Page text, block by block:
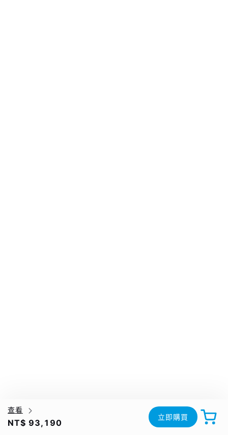
查看
NT$ 93,190
立即購買